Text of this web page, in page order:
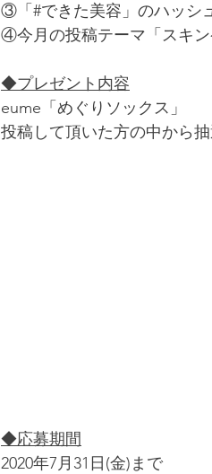
③「#できた美容」のハッシ
④今月の投稿テーマ「スキ
◆プレゼント内容
eume「めぐりソックス」
投稿して頂いた方の中から
◆応募期間
2020年7月31日(金)まで